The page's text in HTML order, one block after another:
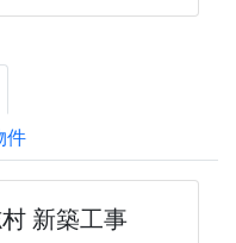
件
新築工事